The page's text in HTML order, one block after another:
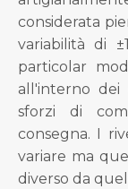
considerata
variabilità di
particolar
all'interno dei
sforzi di
consegna. I
variare ma
diverso da